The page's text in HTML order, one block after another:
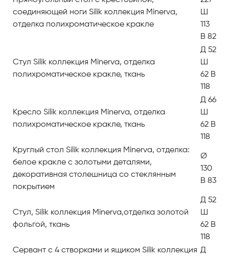
мир и вызывать возвышенные чувства!
Прямоугольный стол Silik коллекция Minerva
Стул Silik коллекция Minerva
Стул, Silik коллекция Minerva
Сервант с 2 створками и центральными ящиками Silik
Буфет с 2 створками Silik коллекция Minerva
Настольное зеркало Silik коллекция Minerva
соединяющей ноги Silik коллекция Minerva,
отделка полихроматическое кракле
Ш
113
В 82
Стул Silik коллекция Minerva, отделка
полихроматическое кракле, ткань
Д 52
Ш
62 В
118
Кресло Silik коллекция Minerva, отделка
полихроматическое кракле, ткань
Д 66
Ш
62 В
118
Круглый стол Silik коллекция Minerva, отделка:
белое кракле с золотыми деталями,
декоративная столешница со стеклянным
покрытием
Ø
130
В 83
Стул, Silik коллекция Minerva,отделка золотой
фольгой, ткань
Д 52
Ш
62 В
118
Сервант с 4 створками и ящиком Silik коллекция Д